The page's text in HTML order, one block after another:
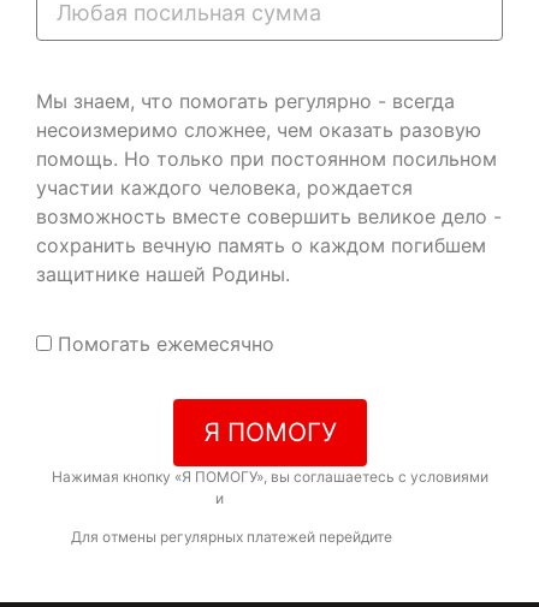
Мы знаем, что помогать регулярно - всегда
несоизмеримо сложнее, чем оказать разовую
помощь. Но только при постоянном посильном
участии каждого человека, рождается
возможность вместе совершить великое дело -
сохранить вечную память о каждом погибшем
защитнике нашей Родины.
Помогать ежемесячно
Я ПОМОГУ
Нажимая кнопку «Я ПОМОГУ», вы соглашаетесь с условиями
и
Для отмены регулярных платежей перейдите